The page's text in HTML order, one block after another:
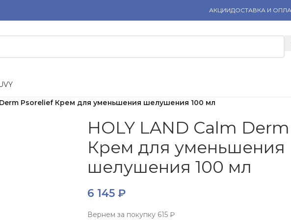
АКЦИИДОСТАВКА И
VY
Derm Psorelief Крем для уменьшения шелушения 100 мл
HOLY LAND Calm
Крем для уменьшения
шелушения 100 мл
6 145 ₽
Вернем за покупку615 ₽